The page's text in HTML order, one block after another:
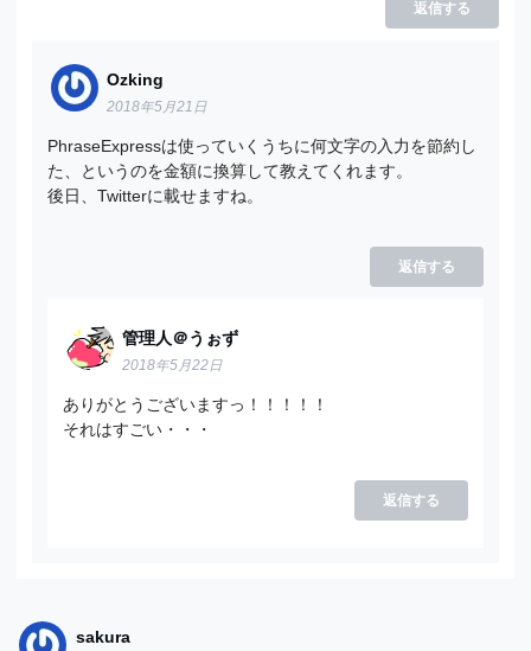
返信する
Ozking
2018年5月21日
PhraseExpressは使っていくうちに何文字の入力を節約し
た、というのを金額に換算して教えてくれます。
後日、Twitterに載せますね。
返信する
管理人＠うぉず
2018年5月22日
ありがとうございますっ！！！！！
それはすごい・・・
返信する
sakura